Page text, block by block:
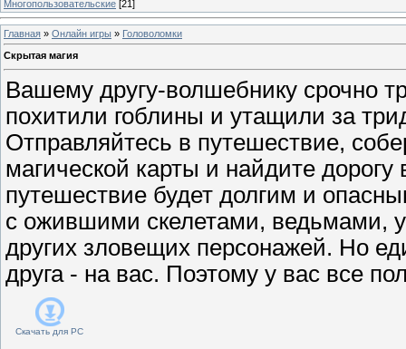
Многопользовательские [21]
Главная » Онлайн игры » Головоломки
Скрытая магия
Вашему другу-волшебнику срочно
похитили гоблины и утащили за
Отправляйтесь в путешествие,
магической карты и найдите
путешествие будет долгим и
с ожившими скелетами, ведьмами,
других зловещих персонажей. Но
друга - на вас. Поэтому у вас все
Скачать для PC